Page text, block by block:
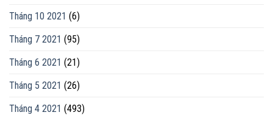
Tháng 10 2021 (6)
Tháng 7 2021 (95)
Tháng 6 2021 (21)
Tháng 5 2021 (26)
Tháng 4 2021 (493)